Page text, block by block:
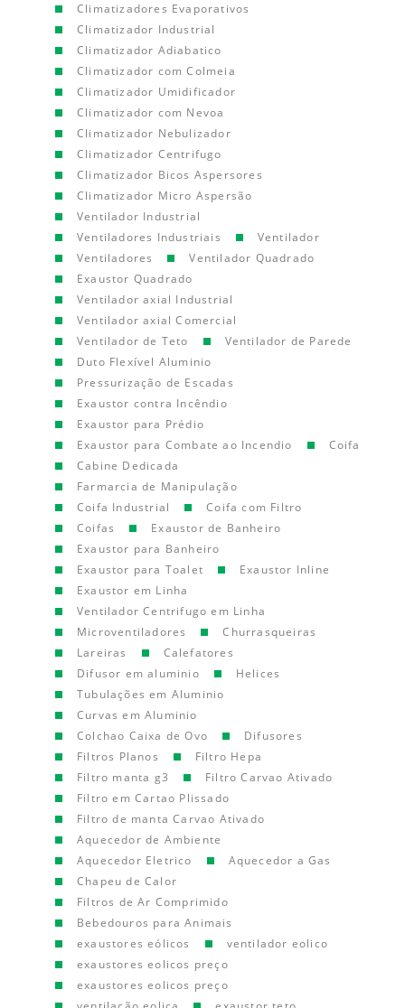
Climatizadores Evaporativos
Climatizador Industrial
Climatizador Adiabatico
Climatizador com Colmeia
Climatizador Umidificador
Climatizador com Nevoa
Climatizador Nebulizador
Climatizador Centrifugo
Climatizador Bicos Aspersores
Climatizador Micro Aspersão
Ventilador Industrial
Ventiladores Industriais
Ventilador
Ventiladores
Ventilador Quadrado
Exaustor Quadrado
Ventilador axial Industrial
Ventilador axial Comercial
Ventilador de Teto
Ventilador de Parede
Duto Flexível Aluminio
Pressurização de Escadas
Exaustor contra Incêndio
Exaustor para Prédio
Exaustor para Combate ao Incendio
Coifa
Cabine Dedicada
Farmarcia de Manipulação
Coifa Industrial
Coifa com Filtro
Coifas
Exaustor de Banheiro
Exaustor para Banheiro
Exaustor para Toalet
Exaustor Inline
Exaustor em Linha
Ventilador Centrifugo em Linha
Microventiladores
Churrasqueiras
Lareiras
Calefatores
Difusor em aluminio
Helices
Tubulações em Aluminio
Curvas em Aluminio
Colchao Caixa de Ovo
Difusores
Filtros Planos
Filtro Hepa
Filtro manta g3
Filtro Carvao Ativado
Filtro em Cartao Plissado
Filtro de manta Carvao Ativado
Aquecedor de Ambiente
Aquecedor Eletrico
Aquecedor a Gas
Chapeu de Calor
Filtros de Ar Comprimido
Bebedouros para Animais
exaustores eólicos
ventilador eolico
exaustores eolicos preço
exaustores eolicos preço